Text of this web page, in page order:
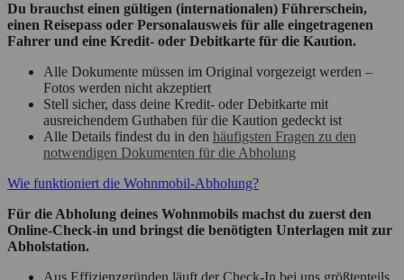
Du brauchst einen gültigen (internationalen) Führerschein,
einen Reisepass oder Personalausweis für alle eingetragenen
Fahrer und eine Kredit- oder Debitkarte für die Kaution.
Alle Dokumente müssen im Original vorgezeigt werden –
Fotos werden nicht akzeptiert
Stell sicher, dass deine Kredit- oder Debitkarte mit
ausreichendem Guthaben für die Kaution gedeckt ist
Alle Details findest du in den häufigsten Fragen zu den
notwendigen Dokumenten für die Abholung
Wie funktioniert die Wohnmobil-Abholung?
Für die Abholung deines Wohnmobils machst du zuerst den
Online-Check-in und bringst die benötigten Unterlagen mit zur
Abholstation.